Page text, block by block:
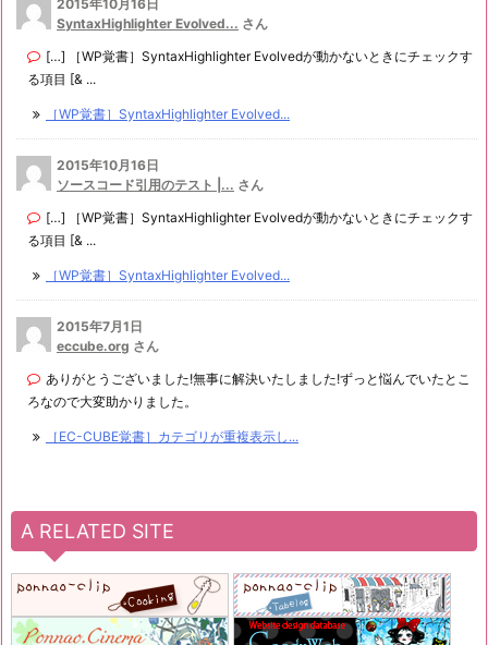
2015年10月16日
SyntaxHighlighter Evolved... さん
[…] ［WP覚書］SyntaxHighlighter Evolvedが動かないときにチェックす
る項目 [& ...
［WP覚書］SyntaxHighlighter Evolved...
2015年10月16日
ソースコード引用のテスト |... さん
[…] ［WP覚書］SyntaxHighlighter Evolvedが動かないときにチェックす
る項目 [& ...
［WP覚書］SyntaxHighlighter Evolved...
2015年7月1日
eccube.org さん
ありがとうございました!無事に解決いたしました!ずっと悩んでいたとこ
ろなので大変助かりました。
［EC-CUBE覚書］カテゴリが重複表示し...
A RELATED SITE